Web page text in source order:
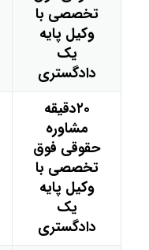
تخصصی با
وکیل پایه
یک
دادگستری
۲۰دقیقه
مشاوره
حقوقی فوق
تخصصی با
وکیل پایه
یک
دادگستری